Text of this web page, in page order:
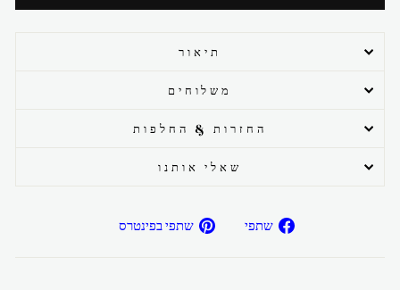
תיאור
משלוחים
החזרות & החלפות
שאלי אותנו
שתפי
שתפ/י שתפי בפינטרס